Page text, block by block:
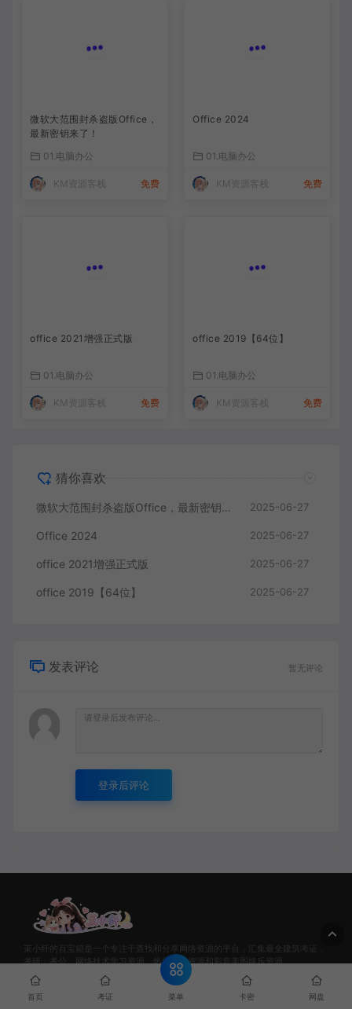
微软大范围封杀盗版Office，
最新密钥来了！
01.电脑办公
KM资源客栈 免费
Office 2024
01.电脑办公
KM资源客栈 免费
office 2021增强正式版
01.电脑办公
KM资源客栈 免费
office 2019【64位】
01.电脑办公
KM资源客栈 免费
猜你喜欢
微软大范围封杀盗版Office，最新密钥来了！ 2025-06-27
Office 2024 2025-06-27
office 2021增强正式版 2025-06-27
office 2019【64位】 2025-06-27
发表评论 暂无评论
登录后评论
茉小纤的百宝箱是一个专注于查找和分享网络资源的平台，汇集最全建筑考证，
考研，考公，网络技术学习资源，热门软件资源和影音美图娱乐资源。
首页 考证 菜单 卡密 网盘